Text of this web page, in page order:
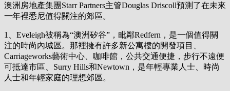
澳洲房地產集團Starr Partners主管Douglas Driscoll預測了在未來
一年裡悉尼值得關注的郊區。
1、Eveleigh被稱為“澳洲矽谷”，毗鄰Redfern，是一個值得關
注的時尚內城區。那裡擁有許多新公寓樓的開發項目、
Carriageworks藝術中心、咖啡館，公共交通便捷，步行不遠便
可抵達市區、Surry Hills和Newtown，是年輕專業人士、時尚
人士和年輕家庭的理想郊區。